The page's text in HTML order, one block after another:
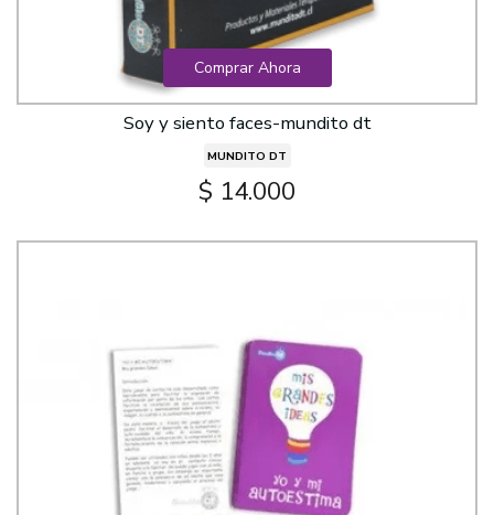
Comprar Ahora
Soy y siento faces-mundito dt
MUNDITO DT
$ 14.000